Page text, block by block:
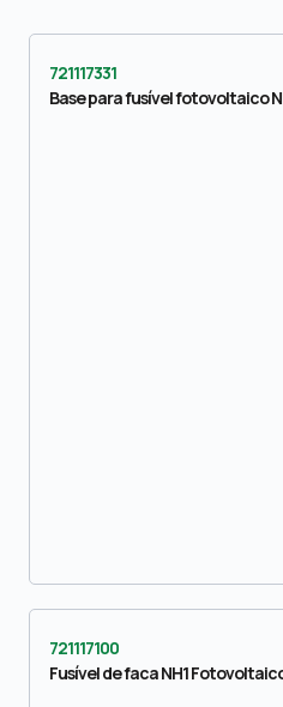
721117331
Base para fusível fotovoltaico
721117100
Fusível de faca NH1